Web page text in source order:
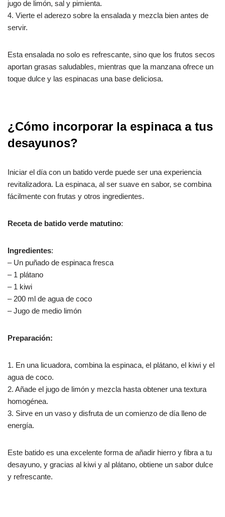
jugo de limón, sal y pimienta.
4. Vierte el aderezo sobre la ensalada y mezcla bien antes de
servir.
Esta ensalada no solo es refrescante, sino que los frutos secos
aportan grasas saludables, mientras que la manzana ofrece un
toque dulce y las espinacas una base deliciosa.
¿Cómo incorporar la espinaca a tus
desayunos?
Iniciar el día con un batido verde puede ser una experiencia
revitalizadora. La espinaca, al ser suave en sabor, se combina
fácilmente con frutas y otros ingredientes.
Receta de batido verde matutino:
Ingredientes:
– Un puñado de espinaca fresca
– 1 plátano
– 1 kiwi
– 200 ml de agua de coco
– Jugo de medio limón
Preparación:
1. En una licuadora, combina la espinaca, el plátano, el kiwi y el
agua de coco.
2. Añade el jugo de limón y mezcla hasta obtener una textura
homogénea.
3. Sirve en un vaso y disfruta de un comienzo de día lleno de
energía.
Este batido es una excelente forma de añadir hierro y fibra a tu
desayuno, y gracias al kiwi y al plátano, obtiene un sabor dulce
y refrescante.